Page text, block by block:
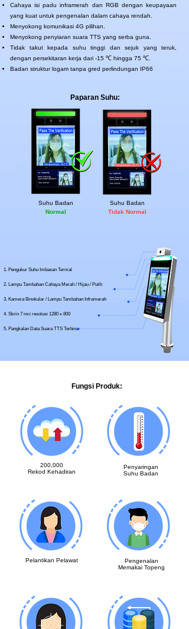
Cahaya isi padu inframerah dan RGB dengan keupayaan
yang kuat untuk pengenalan dalam cahaya rendah.
Menyokong komunikasi 4G pilihan.
Menyokong penyiaran suara TTS yang serba guna.
Tidak takut kepada suhu tinggi dan sejuk yang teruk,
dengan persekitaran kerja dari -15 ℃ hingga 75 ℃.
Badan struktur logam tanpa gred perlindungan IP66
Paparan Suhu:
Suhu Badan
Normal
Suhu Badan
Tidak Normal
Pengukur Suhu Imbasan Termal
Lampu Tambahan Cahaya Merah / Hijau / Putih
Kamera Binokular / Lampu Tambahan Inframerah
Skrin 7 inci resolusi 1280 x 800
Pangkalan Data Suara TTS Terbina
Fungsi Produk:
200,000
Rekod Kehadiran
Penyaringan
Suhu Badan
Pelantikan Pelawat
Pengenalan
Memakai Topeng